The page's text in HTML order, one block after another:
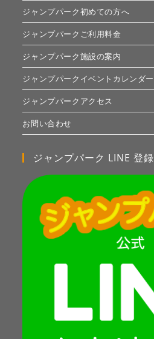
ジャンプパーク初めての方へ
ジャンプパークご利用料金
ジャンプパーク施設の案内
ジャンプパークイベントカレンダー
ジャンプパークアクセス
お問い合わせ
ジャンプパーク LINE 登録